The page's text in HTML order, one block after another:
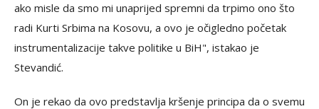
ako misle da smo mi unaprijed spremni da trpimo ono što
radi Kurti Srbima na Kosovu, a ovo je očigledno početak
instrumentalizacije takve politike u BiH", istakao je
Stevandić.
On je rekao da ovo predstavlja kršenje principa da o svemu